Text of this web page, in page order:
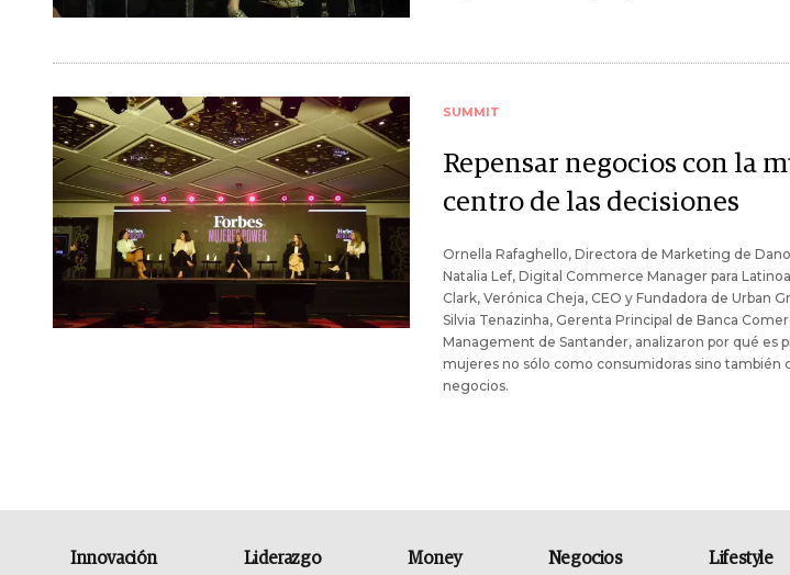
SUMMIT
Repensar negocios con la
centro de las decisiones
Ornella Rafaghello, Directora de Marketing de
Natalia Lef, Digital Commerce Manager para
Clark, Verónica Cheja, CEO y Fundadora de Urban
Silvia Tenazinha, Gerenta Principal de Banca
Management de Santander, analizaron por qué es
mujeres no sólo como consumidoras sino también
negocios.
Innovación Liderazgo Money Negocios Lifestyle